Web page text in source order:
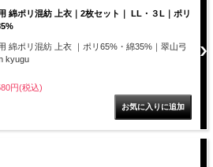
綿ポリ混紡 上衣｜2枚セット｜ LL・３L｜ポリ
綿ポリ混紡 上衣 ｜ポリ65%・綿35%｜翠山弓
kyugu
円(税込)